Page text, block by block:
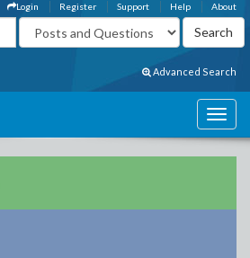
About
Help
Support
Register
Login
Advanced Search